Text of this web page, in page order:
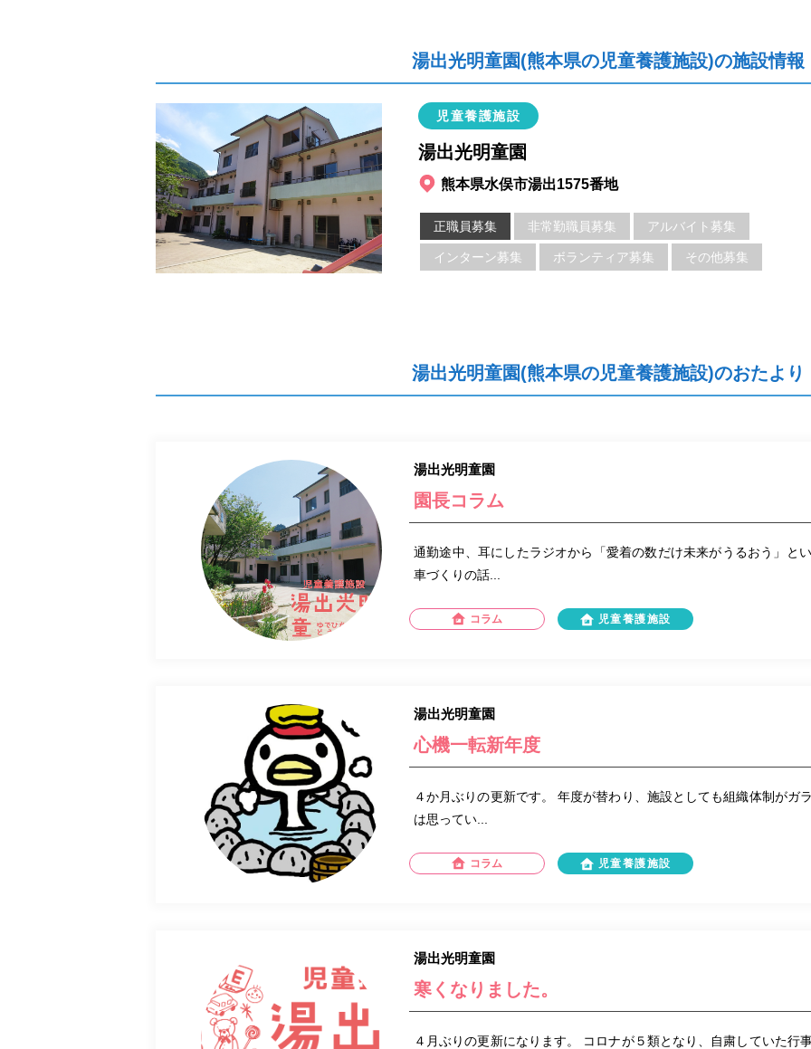
湯出光明童園(熊本県の児童養護施設)の施設情報
児童養護施設
湯出光明童園
熊本県水俣市湯出1575番地
正職員募集 非常勤職員募集 アルバイト募集
インターン募集 ボランティア募集 その他募集
湯出光明童園(熊本県の児童養護施設)のおたより
湯出光明童園
園長コラム
通勤途中、耳にしたラジオから「愛着の数だけ未来がうるおう」と
車づくりの話...
コラム 児童養護施設
湯出光明童園
心機一転新年度
４か月ぶりの更新です。 年度が替わり、施設としても組織体制がガ
は思ってい...
コラム 児童養護施設
湯出光明童園
寒くなりました。
４月ぶりの更新になります。 コロナが５類となり、自粛していた行